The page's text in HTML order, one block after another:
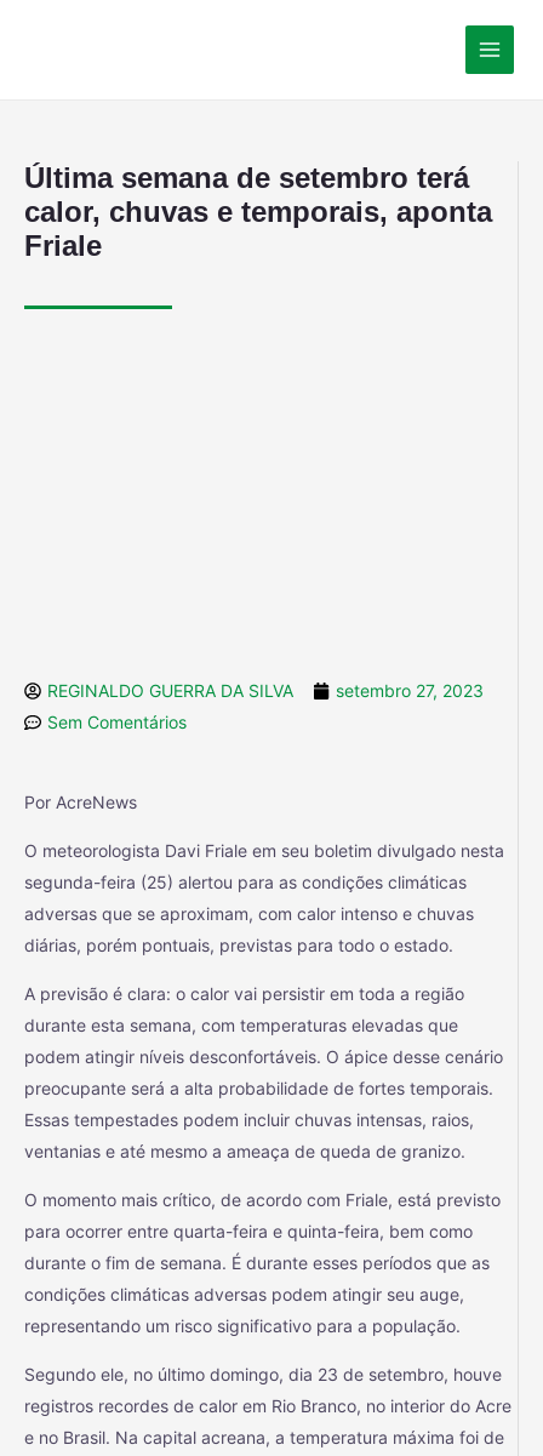
Última semana de setembro terá
calor, chuvas e temporais, aponta
Friale
REGINALDO GUERRA DA SILVA
setembro 27, 2023
Sem Comentários
Por AcreNews
O meteorologista Davi Friale em seu boletim divulgado nesta
segunda-feira (25) alertou para as condições climáticas
adversas que se aproximam, com calor intenso e chuvas
diárias, porém pontuais, previstas para todo o estado.
A previsão é clara: o calor vai persistir em toda a região
durante esta semana, com temperaturas elevadas que
podem atingir níveis desconfortáveis. O ápice desse cenário
preocupante será a alta probabilidade de fortes temporais.
Essas tempestades podem incluir chuvas intensas, raios,
ventanias e até mesmo a ameaça de queda de granizo.
O momento mais crítico, de acordo com Friale, está previsto
para ocorrer entre quarta-feira e quinta-feira, bem como
durante o fim de semana. É durante esses períodos que as
condições climáticas adversas podem atingir seu auge,
representando um risco significativo para a população.
Segundo ele, no último domingo, dia 23 de setembro, houve
registros recordes de calor em Rio Branco, no interior do Acre
e no Brasil. Na capital acreana, a temperatura máxima foi de